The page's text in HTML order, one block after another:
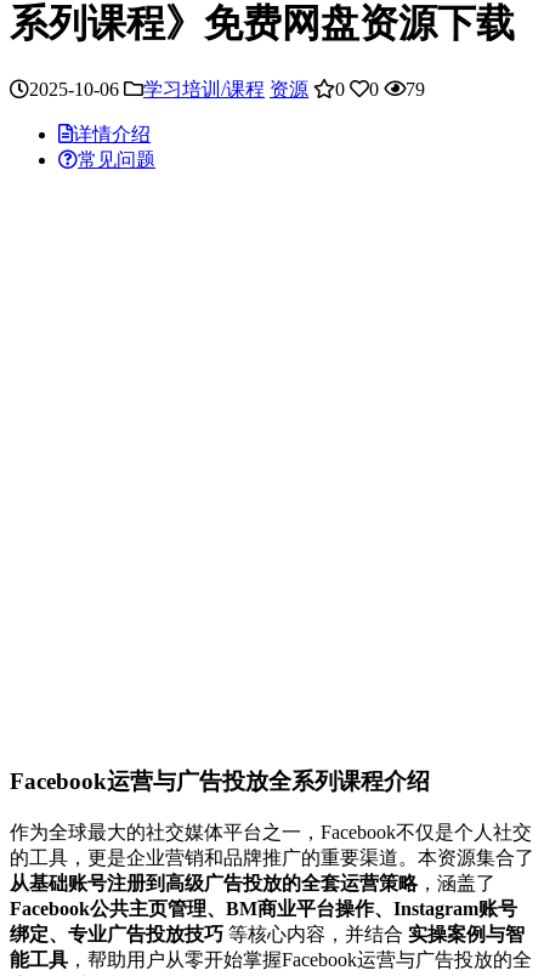
系列课程》免费网盘资源下载
2025-10-06 学习培训/课程 资源 0 0 79
详情介绍
常见问题
Facebook运营与广告投放全系列课程介绍
作为全球最大的社交媒体平台之一，Facebook不仅是个人社交
的工具，更是企业营销和品牌推广的重要渠道。本资源集合了
从基础账号注册到高级广告投放的全套运营策略，涵盖了
Facebook公共主页管理、BM商业平台操作、Instagram账号
绑定、专业广告投放技巧 等核心内容，并结合 实操案例与智
能工具 ，帮助用户从零开始掌握Facebook运营与广告投放的全